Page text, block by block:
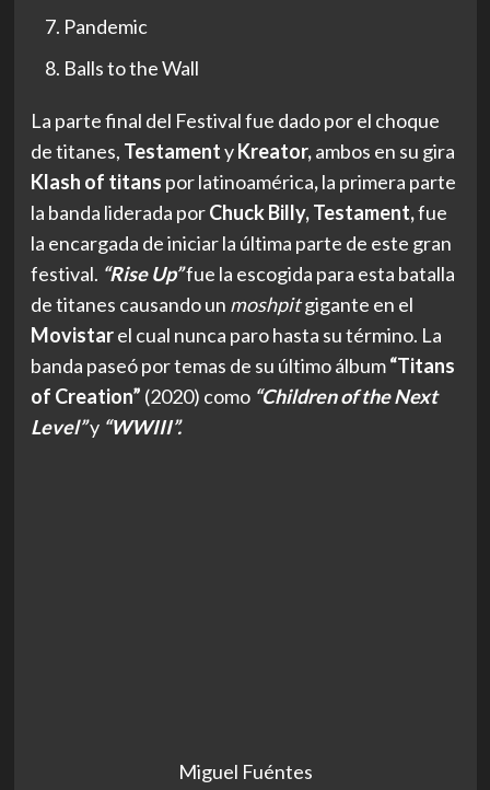
Pandemic
Balls to the Wall
La parte final del Festival fue dado por el choque
de titanes, TestamentyKreator,ambos en su gira
Klash of titans por latinoamérica,la primera parte
la banda liderada porChuck Billy, Testament,fue
la encargada de iniciar la última parte de este gran
festival. “Rise Up”fue la escogida para esta batalla
de titanes causando un moshpitgigante en el
Movistarel cual nunca paro hasta su término. La
banda paseó por temas de su último álbum“Titans
of Creation” (2020) como “Children of the Next
Level”y“WWIII”.
Miguel Fuéntes